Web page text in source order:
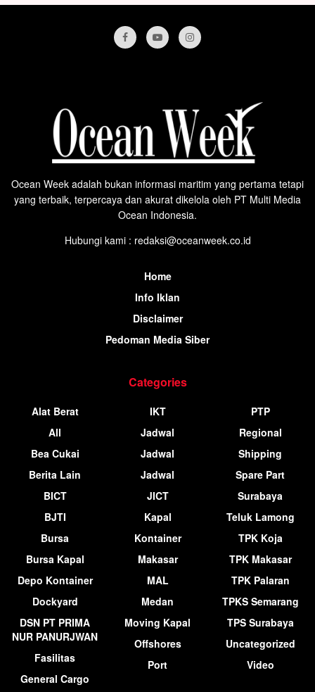
Ocean Week adalah bukan informasi maritim yang pertama tetapi
yang terbaik, terpercaya dan akurat dikelola oleh PT Multi Media
Ocean Indonesia.
Hubungi kami : redaksi@oceanweek.co.id
Home
Info Iklan
Disclaimer
Pedoman Media Siber
Categories
Alat Berat
All
Bea Cukai
Berita Lain
BICT
BJTI
Bursa
Bursa Kapal
Depo Kontainer
Dockyard
DSN PT PRIMA
NUR PANURJWAN
Fasilitas
General Cargo
IKT
Jadwal
Jadwal
Jadwal
JICT
Kapal
Kontainer
Makasar
MAL
Medan
Moving Kapal
Offshores
Port
PTP
Regional
Shipping
Spare Part
Surabaya
Teluk Lamong
TPK Koja
TPK Makasar
TPK Palaran
TPKS Semarang
TPS Surabaya
Uncategorized
Video